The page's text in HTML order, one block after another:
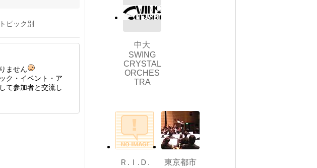
トピック別
ません
ク・イベント・ア
て参加者と交流し
中大
SWING
CRYSTAL
ORCHES
TRA
Ｒ.Ｉ.Ｄ.
東京都市